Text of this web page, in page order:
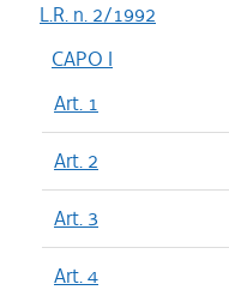
L.R. n. 2/1992
CAPO I
Art. 1
Art. 2
Art. 3
Art. 4